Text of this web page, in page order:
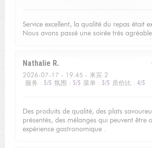
Service excellent, la qualité du repas était
Nous avons passé une soirée très
Nathalie R
2026-07-17 - 19:45 - 来宾 2
服务 : 5/5 氛围 : 5/5 菜单 : 5/5 质价比 : 4/5
Des produits de qualité, des plats
présentés, des mélanges qui peuvent être
expérience gastronomique .